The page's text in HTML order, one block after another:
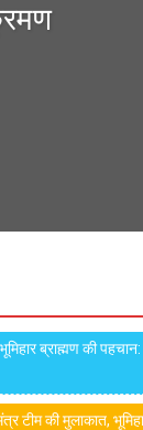
ब्राह्मण की पहचान:
टीम की मुलाकात,